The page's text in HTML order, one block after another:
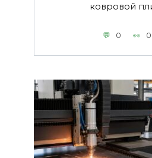
ковровой
0 0